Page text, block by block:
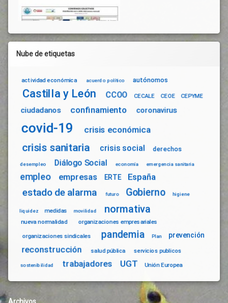
Nube de etiquetas
actividad económica acuerdo político autónomos
Castilla y León CCOO CECALE CEOE CEPYME
ciudadanos confinamiento coronavirus
covid-19 crisis económica
crisis sanitaria crisis social derechos
desempleo Diálogo Social economía emergencia sanitaria
empleo empresas ERTE España
estado de alarma futuro Gobierno higiene
liquidez medidas movilidad normativa
nueva normalidad organizaciones empresariales
organizaciones sindicales pandemia Plan prevención
reconstrucción salud pública servicios publicos
sostenibilidad trabajadores UGT Unión Europea